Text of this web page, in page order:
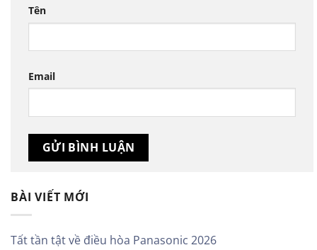
BÀI VIẾT MỚI
Tất tần tật về điều hòa Panasonic 2026
Tên
Email